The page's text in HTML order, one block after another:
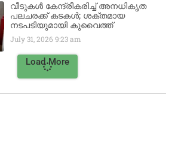
വീടുകൾ കേന്ദ്രീകരിച്ച് അനധികൃത
പലചരക്ക് കടകൾ; ശക്തമായ
നടപടിയുമായി കുവൈത്ത്
July 31, 20269:23 am
Load More